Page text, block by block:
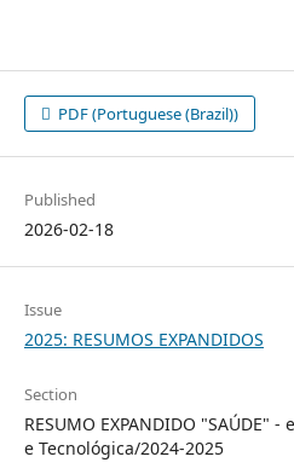
PDF (Portuguese (Brazil))
Published
2026-02-18
Issue
2025: RESUMOS EXPANDIDOS
Section
RESUMO EXPANDIDO "SAÚDE"
e Tecnológica/2024-2025